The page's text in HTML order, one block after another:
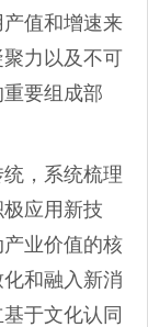
值和增速来
力以及不可
要组成部
，系统梳理
应用新技
业价值的核
和融入新消
于文化认同